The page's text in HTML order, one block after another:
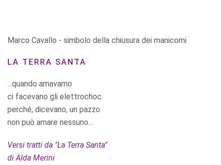
Marco Cavallo - simbolo della chiusura dei manicomi
LA TERRA SANTA
...quando amavamo
ci facevano gli elettrochoc
perché, dicevano, un pazzo
non può amare nessuno...
Versi tratti da "La Terra Santa"
di Alda Merini